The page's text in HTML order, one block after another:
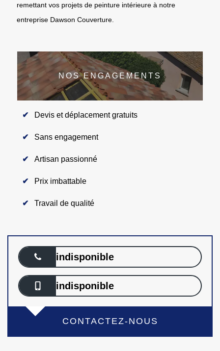
remettant vos projets de peinture intérieure à notre
entreprise Dawson Couverture.
NOS ENGAGEMENTS
Devis et déplacement gratuits
Sans engagement
Artisan passionné
Prix imbattable
Travail de qualité
indisponible
indisponible
CONTACTEZ-NOUS